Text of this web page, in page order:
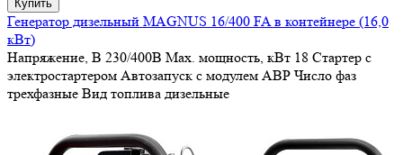
Купить
Генератор дизельный MAGNUS 16/400 FA в контейнере (16,0
кВт)
Напряжение, В 230/400В Max. мощность, кВт 18 Стартер с
электростартером Автозапуск с модулем АВР Число фаз
трехфазные Вид топлива дизельные